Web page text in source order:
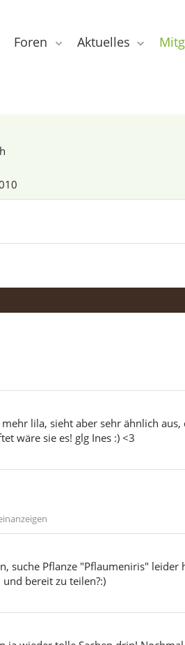
Foren Aktuelles
lila, sieht aber sehr ähnlich
wäre sie es! glg Ines :) <3
suche Pflanze "Pflaumeniris"
bereit zu teilen?:)